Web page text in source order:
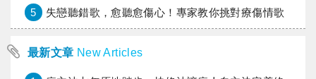
5 失戀聽錯歌，愈聽愈傷心！專家教你挑對療傷情歌
最新文章 New Articles